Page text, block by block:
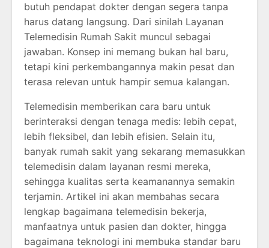
butuh pendapat dokter dengan segera tanpa
harus datang langsung. Dari sinilah Layanan
Telemedisin Rumah Sakit muncul sebagai
jawaban. Konsep ini memang bukan hal baru,
tetapi kini perkembangannya makin pesat dan
terasa relevan untuk hampir semua kalangan.
Telemedisin memberikan cara baru untuk
berinteraksi dengan tenaga medis: lebih cepat,
lebih fleksibel, dan lebih efisien. Selain itu,
banyak rumah sakit yang sekarang memasukkan
telemedisin dalam layanan resmi mereka,
sehingga kualitas serta keamanannya semakin
terjamin. Artikel ini akan membahas secara
lengkap bagaimana telemedisin bekerja,
manfaatnya untuk pasien dan dokter, hingga
bagaimana teknologi ini membuka standar baru